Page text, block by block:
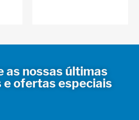
as nossas últimas
e ofertas especiais